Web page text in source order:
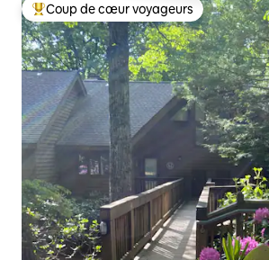
Coups de cœur voyageurs les plus
Coup de cœur voyageurs